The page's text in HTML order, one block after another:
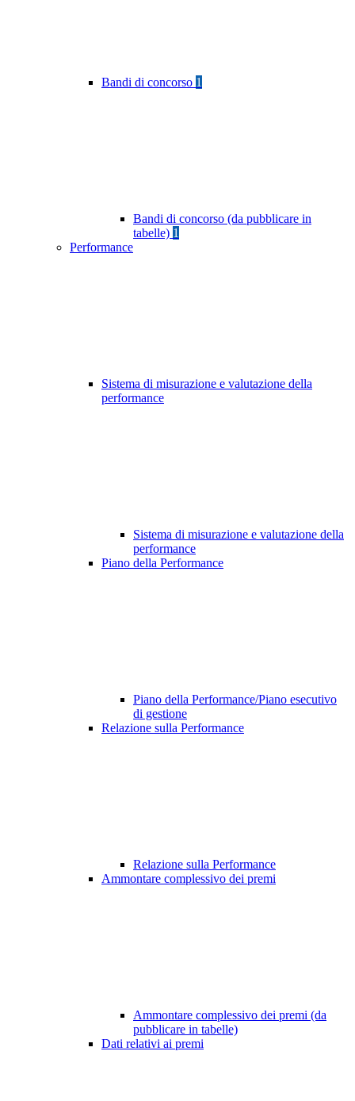
Bandi di concorso 1
Bandi di concorso (da pubblicare in
tabelle) 1
Performance
Sistema di misurazione e valutazione della
performance
Sistema di misurazione e valutazione della
performance
Piano della Performance
Piano della Performance/Piano esecutivo
di gestione
Relazione sulla Performance
Relazione sulla Performance
Ammontare complessivo dei premi
Ammontare complessivo dei premi (da
pubblicare in tabelle)
Dati relativi ai premi